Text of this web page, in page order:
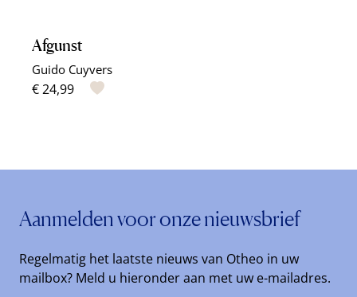
Afgunst
Guido Cuyvers
€ 24,99
Aanmelden voor onze nieuwsbrief
Regelmatig het laatste nieuws van Otheo in uw
mailbox? Meld u hieronder aan met uw e-mailadres.